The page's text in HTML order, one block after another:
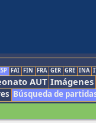
FAI FIN FRA GER GRE INA
AUT Imágenes
Búsqueda de